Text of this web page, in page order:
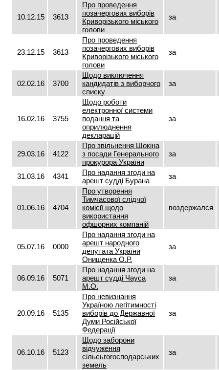
10.12.15 3613
Про проведення
позачергових виборів
Криворізького міського
голови
за
23.12.15 3613
Про проведення
позачергових виборів
Криворізького міського
голови
за
02.02.16 3700
Щодо виключення
кандидатів з виборчого
списку
за
16.02.16 3755
Щодо роботи
електронної системи
подання та
оприлюднення
декларацій
за
29.03.16 4122
Про звільнення Шокіна
з посади Генерального
прокурора України
за
31.03.16 4341
Про надання згоди на
арешт судді Бурана
за
01.06.16 4704
Про утворення
Тимчасової слідчої
комісії щодо
використання
офшорних компаній
воздержался
05.07.16 0000
Про надання згоди на
арешт народного
депутата України
Онищенка О.Р.
за
06.09.16 5071
Про надання згоди на
арешт судді Чауса
М.О.
за
20.09.16 5135
Про невизнання
Україною легітимності
виборів до Державної
Думи Російської
Федерації
за
06.10.16 5123
Щодо заборони
відчуження
сільсьгогосподарських
земель
за